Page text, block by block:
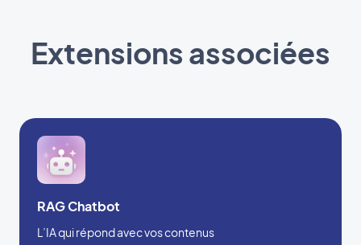
Extensions associées
RAG Chatbot
L’IA qui répond avec vos contenus